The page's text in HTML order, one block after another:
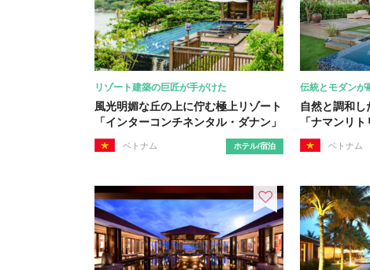
リゾート建築の巨匠が手がけた
風光明媚な丘の上に佇む極上リゾート
「インターコンチネンタル・ダナン」
ベトナム ホテル/宿泊
伝統とモダンが
自然と調和し
「ナマンリト
ベトナム